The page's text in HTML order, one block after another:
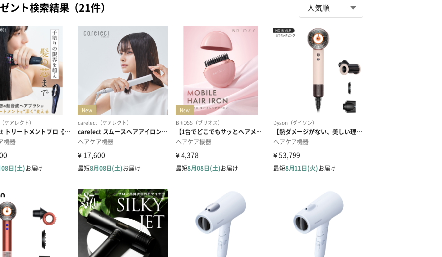
ント検索結果（21件）